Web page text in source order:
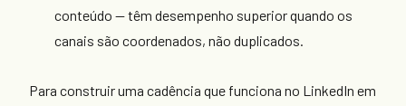
conteúdo — têm desempenho superior quando os
canais são coordenados, não duplicados.
Para construir uma cadência que funciona no LinkedIn em